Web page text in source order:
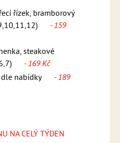
řízek, bramborový
- 159
steakové
- 169 Kč
dle nabídky
- 189
NA CELÝ TÝDEN